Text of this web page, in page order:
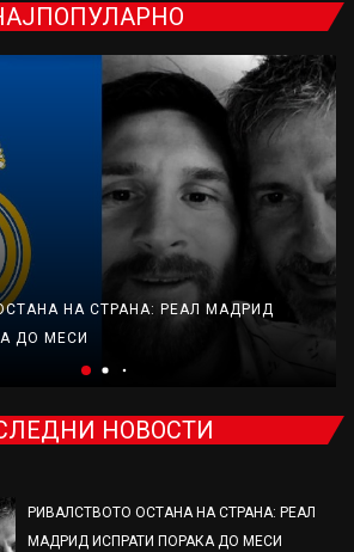
НА СТРАНА: РЕАЛ МАДРИД
ДО МЕСИ
НОВОСТИ
РИВАЛСТВОТО ОСТАНА НА СТРАНА: РЕАЛ
МАДРИД ИСПРАТИ ПОРАКА ДО МЕСИ